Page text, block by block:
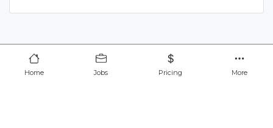
Home Jobs Pricing More